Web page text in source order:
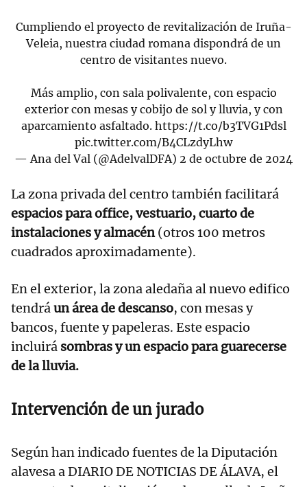
Cumpliendo el proyecto de revitalización de Iruña-
Veleia, nuestra ciudad romana dispondrá de un
centro de visitantes nuevo.
Más amplio, con sala polivalente, con espacio
exterior con mesas y cobijo de sol y lluvia, y con
aparcamiento asfaltado. https://t.co/b3TVG1Pdsl
pic.twitter.com/B4CLzdyLhw
— Ana del Val (@AdelvalDFA) 2 de octubre de 2024
La zona privada del centro también facilitará
espacios para office, vestuario, cuarto de
instalaciones y almacén(otros 100 metros
cuadrados aproximadamente).
En el exterior, la zona aledaña al nuevo edifico
tendráun área de descanso, con mesas y
bancos, fuente y papeleras. Este espacio
incluirá sombras y un espacio para guarecerse
de la lluvia.
Intervención de un jurado
Según han indicado fuentes de la Diputación
alavesa a DIARIO DE NOTICIAS DE ÁLAVA, el